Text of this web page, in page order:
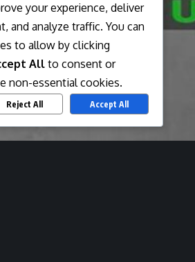
your experience, deliver
and analyze traffic. You can
to allow by clicking
Allto consent or
non-essential cookies.
Reject All Accept All